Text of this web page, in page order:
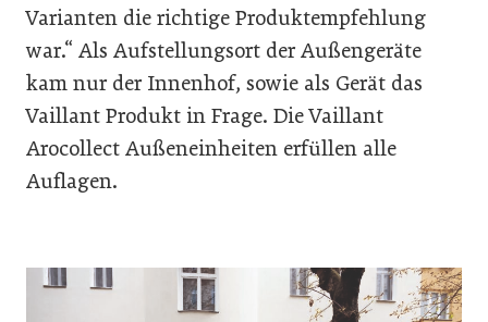
Varianten die richtige Produktempfehlung
war.“ Als Aufstellungsort der Außengeräte
kam nur der Innenhof, sowie als Gerät das
Vaillant Produkt in Frage. Die Vaillant
Arocollect Außeneinheiten erfüllen alle
Auflagen.